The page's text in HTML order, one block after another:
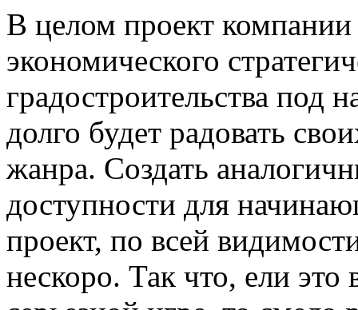
В целом проект
экономического
градостроительства под
долго будет радовать
жанра. Создать
доступности для
проект, по всей
нескоро. Так что, ели